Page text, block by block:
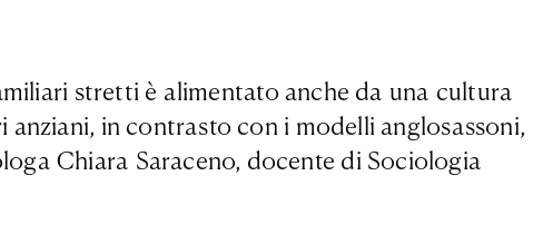
stretti è alimentato anche da una cultura
in contrasto con i modelli anglosassoni,
Chiara Saraceno, docente di Sociologia